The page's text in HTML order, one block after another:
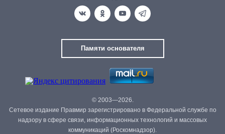
Памяти основателя
© 2003—2026.
Сетевое издание Правмир зарегистрировано в Федеральной службе по
надзору в сфере связи, информационных технологий и массовых
коммуникаций (Роскомнадзор).